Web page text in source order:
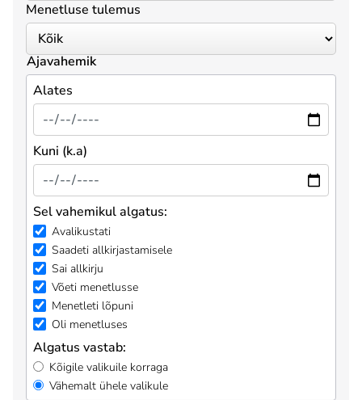
Menetluse tulemus
Ajavahemik
Alates
Kuni (k.a)
Sel vahemikul algatus:
Avalikustati
Saadeti allkirjastamisele
Sai allkirju
Võeti menetlusse
Menetleti lõpuni
Oli menetluses
Algatus vastab:
Kõigile valikuile korraga
Vähemalt ühele valikule